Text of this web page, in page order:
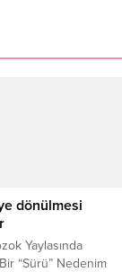
dönülmesi
Yaylasında
“Sürü” Nedenim